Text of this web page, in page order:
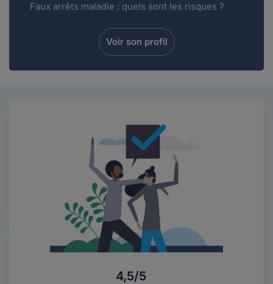
Faux arrêts maladie : quels sont les risques ?
Voir son profil
4,5/5